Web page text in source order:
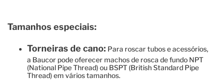
Tamanhos especiais:
Torneiras de cano: Para roscar tubos e acessórios,
a Baucor pode oferecer machos de rosca de fundo NPT
(National Pipe Thread) ou BSPT (British Standard Pipe
Thread) em vários tamanhos.